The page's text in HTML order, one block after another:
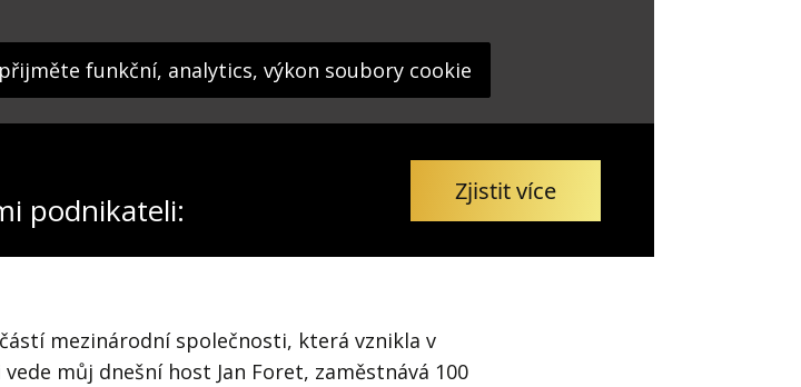
funkční, analytics, výkon soubory cookie
podnikateli:
Zjistit více
mezinárodní společnosti, která vznikla v
můj dnešní host Jan Foret, zaměstnává 100